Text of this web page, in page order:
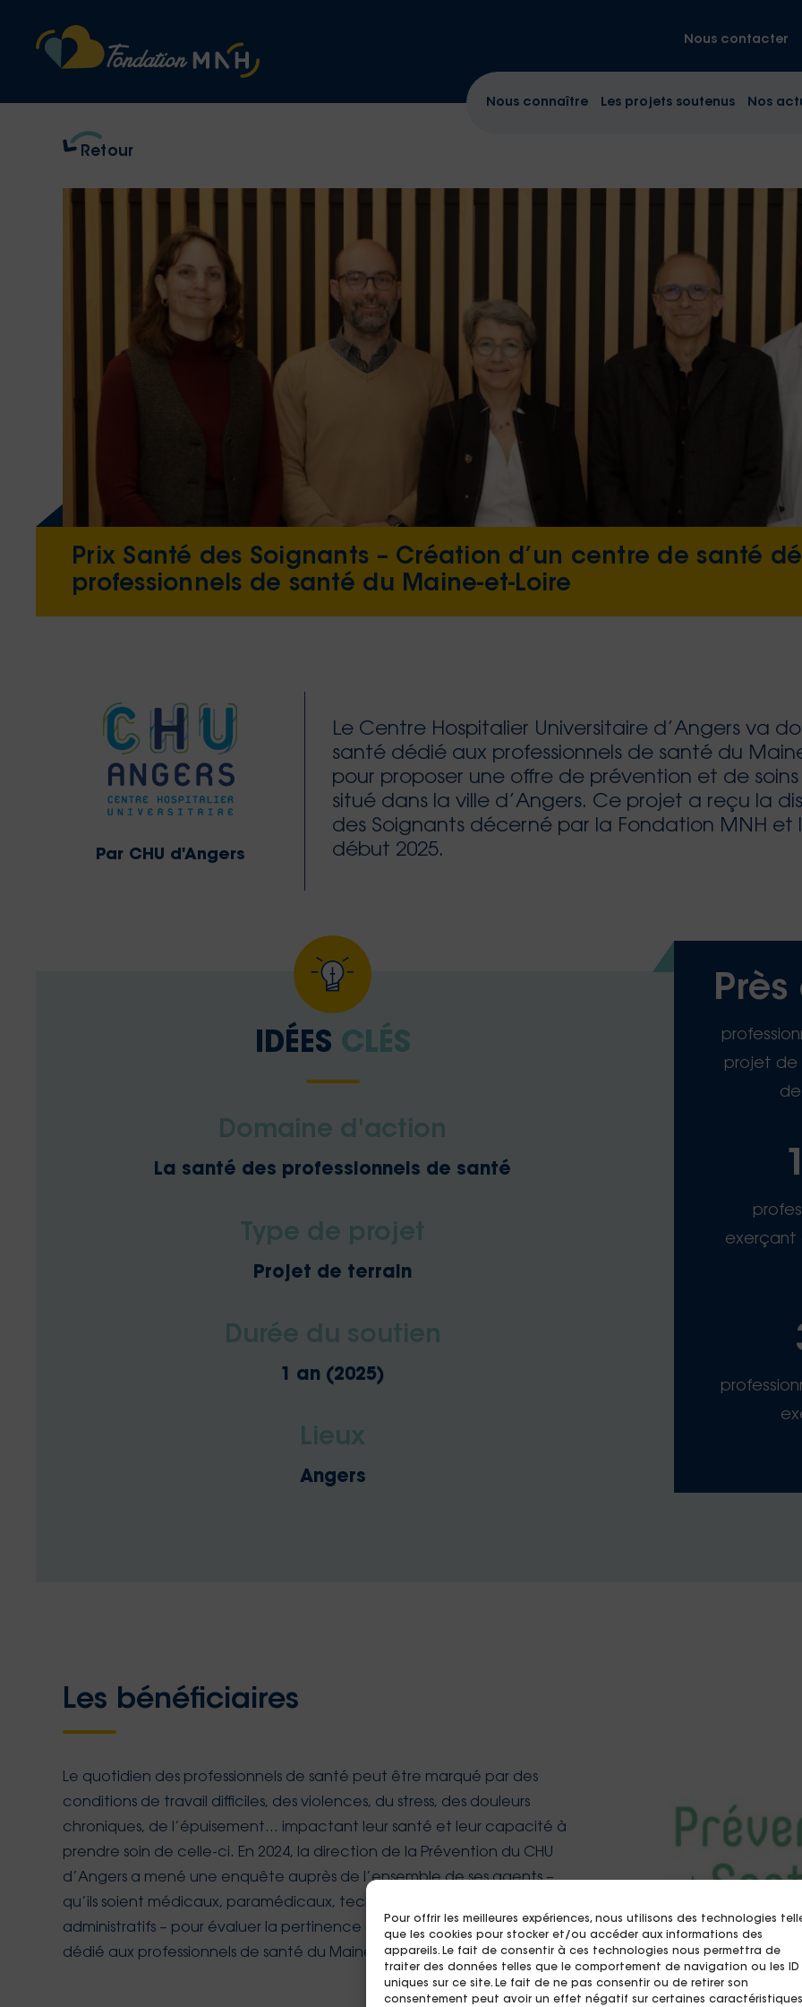
Pour offrir les meilleures expériences, nous utilisons des technologies
que les cookies pour stocker et/ou accéder aux informations des
appareils. Le fait de consentir à ces technologies nous permettra de
traiter des données telles que le comportement de navigation ou les ID
uniques sur ce site. Le fait de ne pas consentir ou de retirer son
consentement peut avoir un effet négatif sur certaines caractéristiques
Nous contacter
Nous connaître Les projets soutenus Nos
Retour
Prix Santé des Soignants – Création d’un centre de santé
professionnels de santé du Maine-et-Loire
Par CHU d'Angers
Le Centre Hospitalier Universitaire d’Angers va
santé dédié aux professionnels de santé du
pour proposer une offre de prévention et de
situé dans la ville d’Angers. Ce projet a reçu la
des Soignants décerné par la Fondation MNH et
début 2025.
IDÉES CLÉS
Domaine d'action
La santé des professionnels de santé
Type de projet
Projet de terrain
Durée du soutien
1 an (2025)
Lieux
Angers
projet de
exerçant
Les bénéficiaires
Le quotidien des professionnels de santé peut être marqué par des
conditions de travail difficiles, des violences, du stress, des douleurs
chroniques, de l’épuisement… impactant leur santé et leur capacité à
prendre soin de celle-ci. En 2024, la direction de la Prévention du CHU
d’Angers a mené une enquête auprès de l’ensemble de ses agents –
qu’ils soient médicaux, paramédicaux, techniques ou encore
administratifs – pour évaluer la pertinence de créer un centre de santé
dédié aux professionnels de santé du Maine-et-Loire.